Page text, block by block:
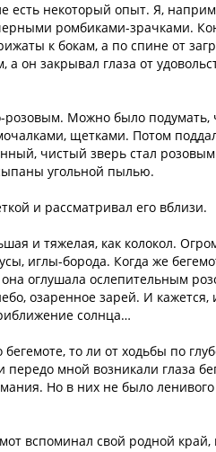
есть некоторый опыт. Я,
ромбиками-зрачками.
к бокам, а по спине от
а он закрывал глаза от
розовым. Можно было
щетками. Потом
чистый зверь стал
угольной пылью.
и рассматривал его вблизи.
и тяжелая, как колокол.
иглы-борода. Когда же
оглушала ослепительным
озаренное зарей. И
солнца…
то ли от ходьбы по
передо мной возникали глаза
Но в них не было
вспоминал свой родной